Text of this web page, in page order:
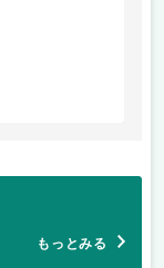
もっとみる